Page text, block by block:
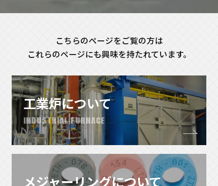
こちらのページをご覧の方は
これらのページにも興味を持たれています。
工業炉について
INDUSTRIAL FURNACE
メジャーリングについて